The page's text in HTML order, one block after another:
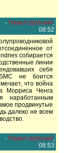
- Павел Шубский,
08:52
от
собирается
линии
себя
не боится
что война
Морриса Ченга
наработанным
продвинутые
далеко не всем
- Павел Шубский,
08:53